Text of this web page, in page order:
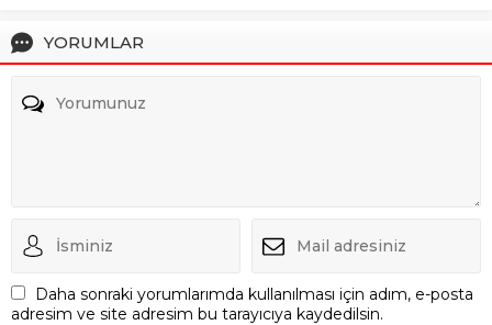
YORUMLAR
Daha sonraki yorumlarımda kullanılması için adım, e-posta
adresim ve site adresim bu tarayıcıya kaydedilsin.